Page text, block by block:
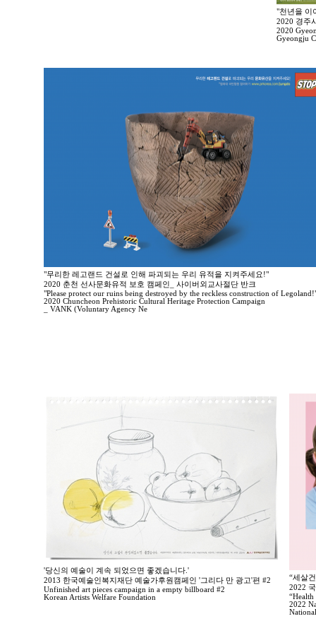
"천년을 이
2020 경주
2020
Gyeongju
"무리한 레고랜드 건설로 인해 파괴되는 우리 유적을 지켜주세요!"
2020 춘천 선사문화유적 보호 캠페인_ 사이버외교사절단 반크
"Please protect our ruins being destroyed by the reckless construction of
2020 Chuncheon Prehistoric Cultural Heritage Protection Campaign
_ VANK (Voluntary Agency Ne
'당신의 예술이 계속 되었으면 좋겠습니다.'
2013 한국예술인복지재단 예술가후원캠페인 '그리다 만 광고'편 #2
Unfinished art pieces campaign in a empty billboard #2
Korean Artists Welfare Foundation
“세살
2022
2022